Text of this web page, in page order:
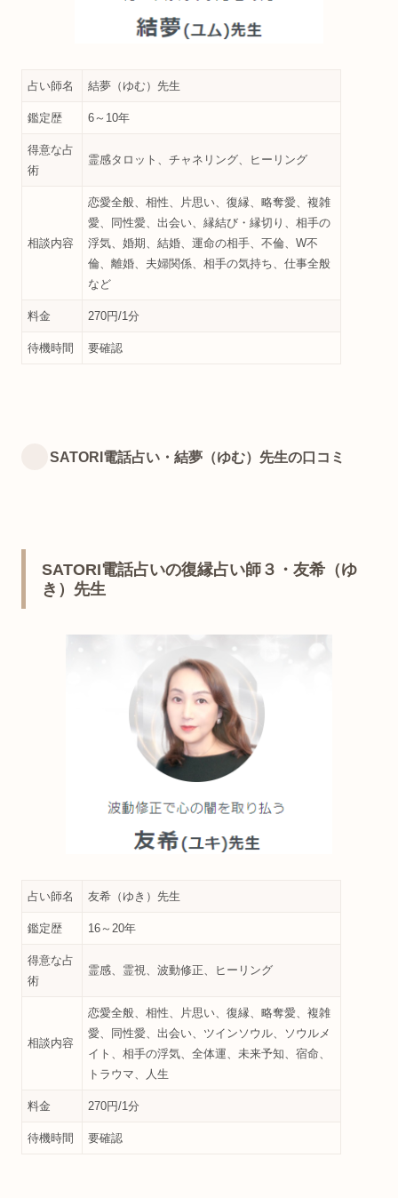
占い師名 結夢（ゆむ）先生
鑑定歴 6～10年
得意な占
術
霊感タロット、チャネリング、ヒーリング
相談内容
恋愛全般、相性、片思い、復縁、略奪愛、複雑
愛、同性愛、出会い、縁結び・縁切り、相手の
浮気、婚期、結婚、運命の相手、不倫、W不
倫、離婚、夫婦関係、相手の気持ち、仕事全般
など
料金 270円/1分
待機時間 要確認
SATORI電話占い・結夢（ゆむ）先生の口コミ
SATORI電話占いの復縁占い師３・友希（ゆ
き）先生
占い師名 友希（ゆき）先生
鑑定歴 16～20年
得意な占
術
霊感、霊視、波動修正、ヒーリング
相談内容
恋愛全般、相性、片思い、復縁、略奪愛、複雑
愛、同性愛、出会い、ツインソウル、ソウルメ
イト、相手の浮気、全体運、未来予知、宿命、
トラウマ、人生
料金 270円/1分
待機時間 要確認